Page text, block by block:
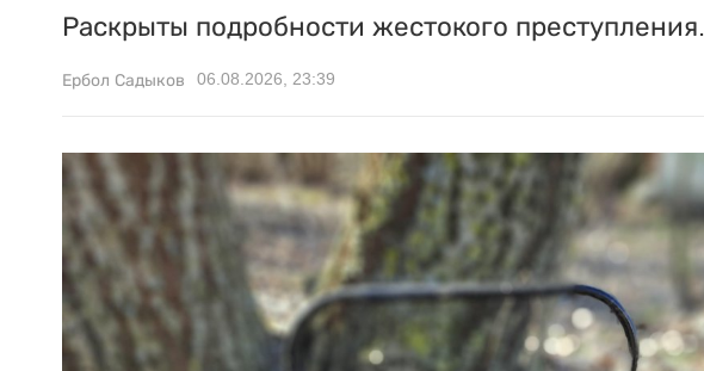
Раскрыты подробности жестокого преступления.
Ербол Садыков 06.08.2026, 23:39